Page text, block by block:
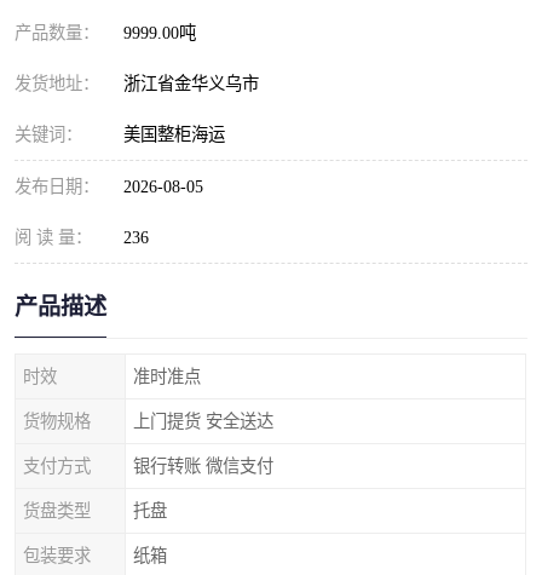
产品数量： 9999.00吨
发货地址： 浙江省金华义乌市
关键词： 美国整柜海运
发布日期： 2026-08-05
阅 读 量： 236
产品描述
时效 准时准点
货物规格 上门提货 安全送达
支付方式 银行转账 微信支付
货盘类型 托盘
包装要求 纸箱